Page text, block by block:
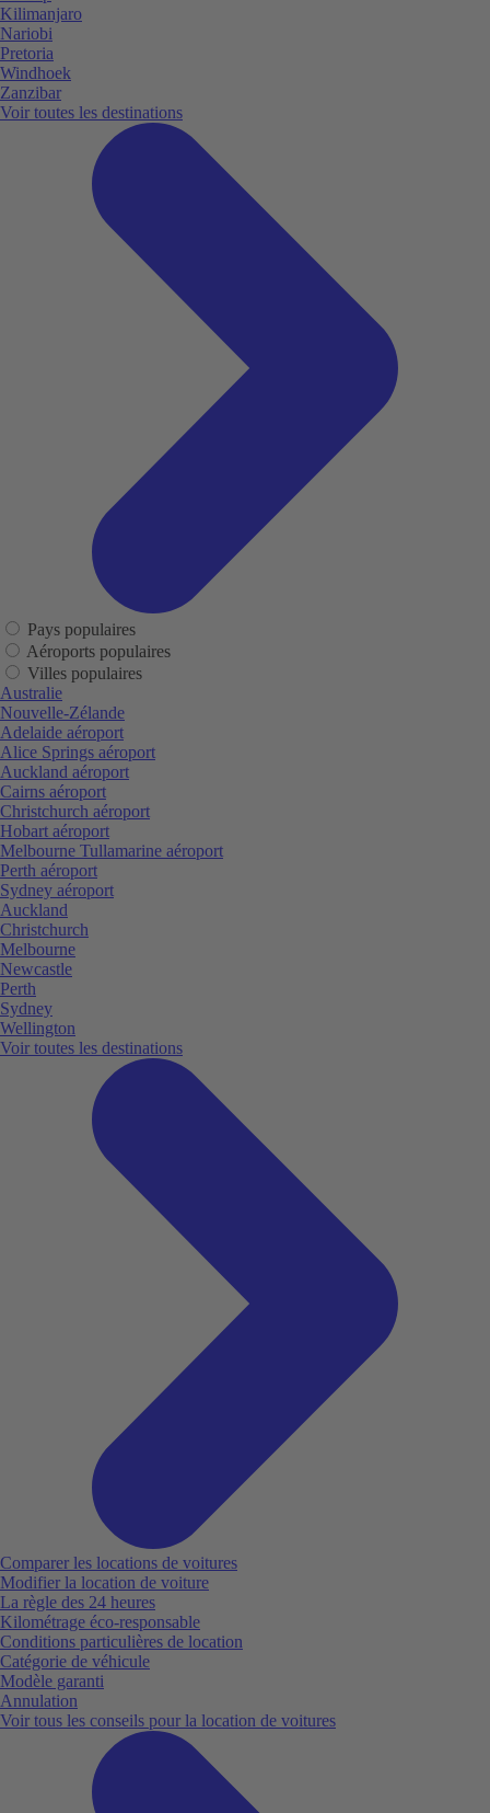
Kilimanjaro
Nariobi
Pretoria
Windhoek
Zanzibar
Voir toutes les destinations
Pays populaires
Aéroports populaires
Villes populaires
Australie
Nouvelle-Zélande
Adelaide aéroport
Alice Springs aéroport
Auckland aéroport
Cairns aéroport
Christchurch aéroport
Hobart aéroport
Melbourne Tullamarine aéroport
Perth aéroport
Sydney aéroport
Auckland
Christchurch
Melbourne
Newcastle
Perth
Sydney
Wellington
Voir toutes les destinations
Comparer les locations de voitures
Modifier la location de voiture
La règle des 24 heures
Kilométrage éco-responsable
Conditions particulières de location
Catégorie de véhicule
Modèle garanti
Annulation
Voir tous les conseils pour la location de voitures